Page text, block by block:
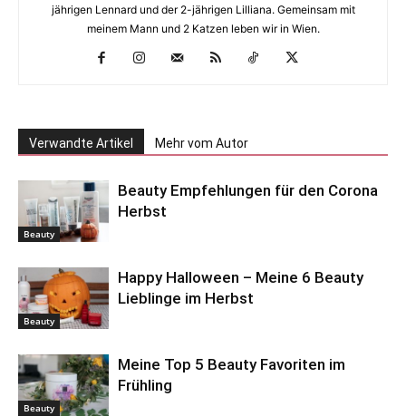
jährigen Lennard und der 2-jährigen Lilliana. Gemeinsam mit
meinem Mann und 2 Katzen leben wir in Wien.
Verwandte Artikel Mehr vom Autor
Beauty
Beauty Empfehlungen für den Corona
Herbst
Beauty
Happy Halloween – Meine 6 Beauty
Lieblinge im Herbst
Beauty
Meine Top 5 Beauty Favoriten im
Frühling